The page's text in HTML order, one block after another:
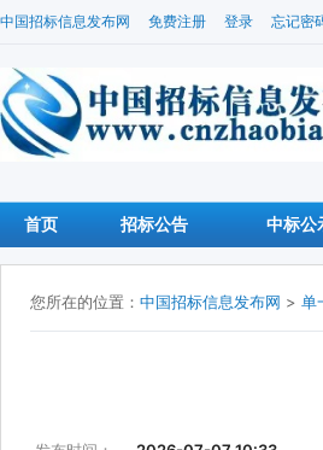
中国招标信息发布网 免费注册 登录 忘记密
首页 招标公告 中标公
您所在的位置： 中国招标信息发布网 > 单